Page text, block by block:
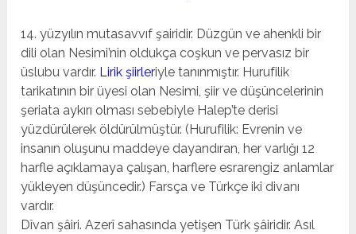
14. yüzyılın mutasavvıf şairidir. Düzgün ve ahenkli bir
dili olan Nesimi’nin oldukça coşkun ve pervasız bir
üslubu vardır. Lirik şiirleriyle tanınmıştır. Hurufilik
tarikatının bir üyesi olan Nesimi, şiir ve düşüncelerinin
şeriata aykırı olması sebebiyle Halep’te derisi
yüzdürülerek öldürülmüştür. (Hurufilik: Evrenin ve
insanın oluşunu maddeye dayandıran, her varlığı 12
harfle açıklamaya çalışan, harflere esrarengiz anlamlar
yükleyen düşüncedir.) Farsça ve Türkçe iki divanı
vardır.
Dîvan şâiri. Azerî sahasında yetişen Türk şâiridir. Asıl